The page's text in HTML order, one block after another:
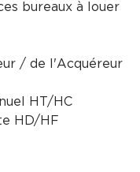
bureaux à louer
/ de l'Acquéreur
HT/HC
HD/HF